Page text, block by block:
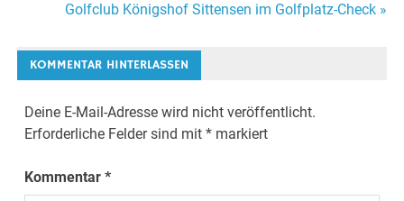
Golfclub Königshof Sittensen im Golfplatz-Check »
KOMMENTAR HINTERLASSEN
Deine E-Mail-Adresse wird nicht veröffentlicht.
Erforderliche Felder sind mit* markiert
Kommentar*